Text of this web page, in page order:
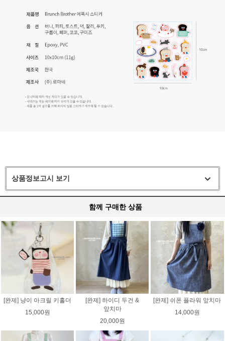
상품정보고시 보기
함께 구매한 상품
[완제] 냥이 아크릴 키홀더
15,000원
[완제] 하이디 두건 &
앞치마
20,000원
[완제] 쉬폰 플라워 앞치마
14,000원